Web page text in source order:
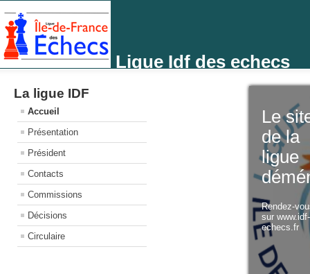
Ligue Idf des echecs
La ligue IDF
Accueil
Présentation
Président
Contacts
Commissions
Décisions
Circulaire
Le
de la
ligue
Rendez-
sur
echecs.fr